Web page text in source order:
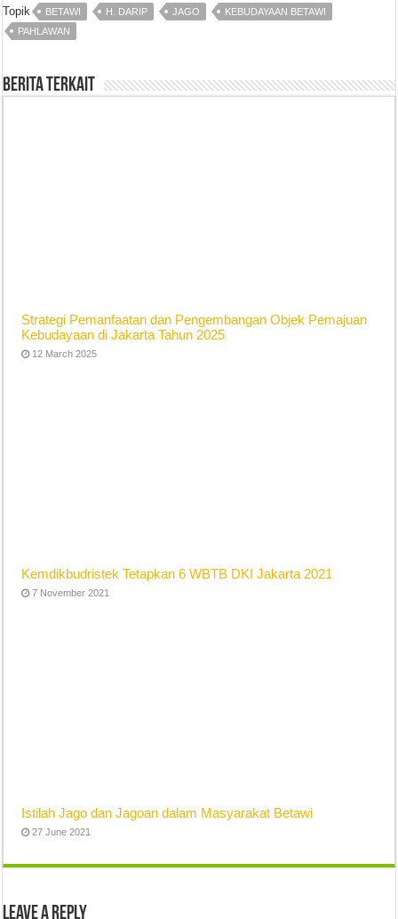
Topik BETAWI H. DARIP JAGO
KEBUDAYAAN BETAWI
PAHLAWAN
Berita Terkait
Strategi Pemanfaatan dan Pengembangan Objek Pemajuan
Kebudayaan di Jakarta Tahun 2025
12 March 2025
Kemdikbudristek Tetapkan 6 WBTB DKI Jakarta 2021
7 November 2021
Istilah Jago dan Jagoan dalam Masyarakat Betawi
27 June 2021
Leave a Reply